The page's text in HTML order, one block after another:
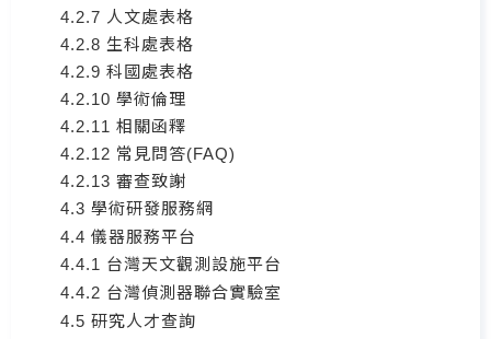
4.2.7 人文處表格
4.2.8 生科處表格
4.2.9 科國處表格
4.2.10 學術倫理
4.2.11 相關函釋
4.2.12 常見問答(FAQ)
4.2.13 審查致謝
4.3 學術研發服務網
4.4 儀器服務平台
4.4.1 台灣天文觀測設施平台
4.4.2 台灣偵測器聯合實驗室
4.5 研究人才查詢